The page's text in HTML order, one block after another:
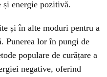
și energie pozitivă.
și în alte moduri pentru a
Punerea lor în pungi de
populare de curățare a
negative, oferind